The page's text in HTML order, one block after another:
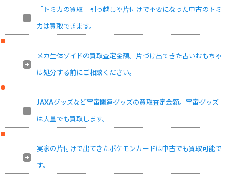
「トミカの買取」引っ越しや片付けで不要になった中古のトミ
カは買取できます。
メカ生体ゾイドの買取査定金額。片づけ出てきた古いおもちゃ
は処分する前にご相談ください。
JAXAグッズなど宇宙関連グッズの買取査定金額。宇宙グッズ
は大量でも買取します。
実家の片付けで出てきたポケモンカードは中古でも買取可能で
す。